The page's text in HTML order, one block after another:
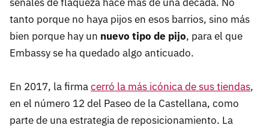
tanto porque no haya pijos en esos barrios, sino más
bien porque hay un nuevo tipo de pijo, para el que
Embassy se ha quedado algo anticuado.
En 2017, la firmacerró la más icónica de sus tiendas,
en el número 12 del Paseo de la Castellana, como
parte de una estrategia de reposicionamiento. La